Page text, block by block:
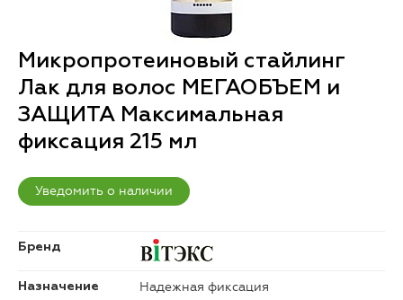
Микропротеиновый стайлинг
Лак для волос МЕГАОБЪЕМ и
ЗАЩИТА Максимальная
фиксация 215 мл
Уведомить о наличии
Бренд
Назначение Надежная фиксация